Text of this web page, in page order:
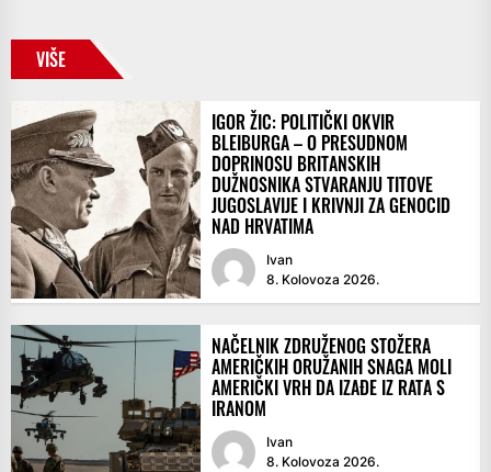
VIŠE
IGOR ŽIC: POLITIČKI OKVIR
BLEIBURGA – O PRESUDNOM
DOPRINOSU BRITANSKIH
DUŽNOSNIKA STVARANJU TITOVE
JUGOSLAVIJE I KRIVNJI ZA GENOCID
NAD HRVATIMA
Ivan
8. Kolovoza 2026.
NAČELNIK ZDRUŽENOG STOŽERA
AMERIČKIH ORUŽANIH SNAGA MOLI
AMERIČKI VRH DA IZAĐE IZ RATA S
IRANOM
Ivan
8. Kolovoza 2026.